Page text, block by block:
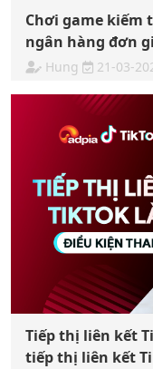
Chơi game kiếm
ngân hàng đơn
Hung 21-03-
Tiếp thị liên kết
tiếp thị liên kết